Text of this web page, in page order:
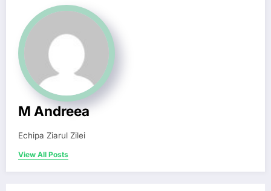
M Andreea
Echipa Ziarul Zilei
View All Posts